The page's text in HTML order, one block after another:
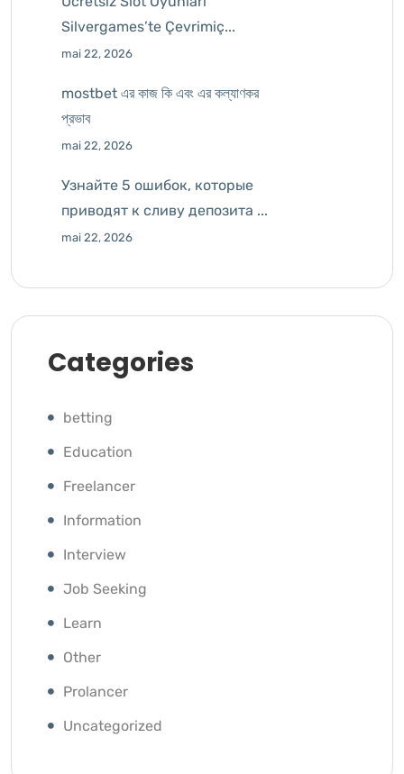
Silvergames’te Çevrimiç...
mai 22, 2026
mostbet এর কাজ কি এবং এর কল্যাণকর
প্রভাব
mai 22, 2026
Узнайте 5 ошибок, которые
приводят к сливу депозита ...
mai 22, 2026
Categories
betting
Education
Freelancer
Information
Interview
Job Seeking
Learn
Other
Prolancer
Uncategorized